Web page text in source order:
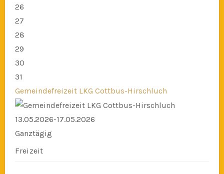
26
27
28
29
30
31
Gemeindefreizeit LKG Cottbus-Hirschluch
13.05.2026-17.05.2026
Ganztägig
Freizeit